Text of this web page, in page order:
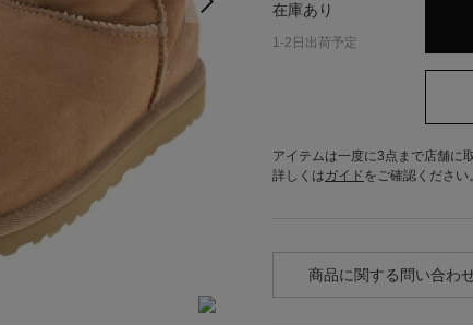
在庫あり
1-2日出荷予定
アイテムは一度に3点まで店舗に
詳しくはガイド をご確認ください。
商品に関する問い合わ